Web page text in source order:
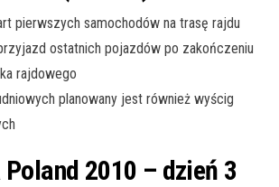
pierwszych samochodów na trasę rajdu
ostatnich pojazdów po zakończeniu
rajdowego
planowany jest również wyścig
2010 – dzień 3